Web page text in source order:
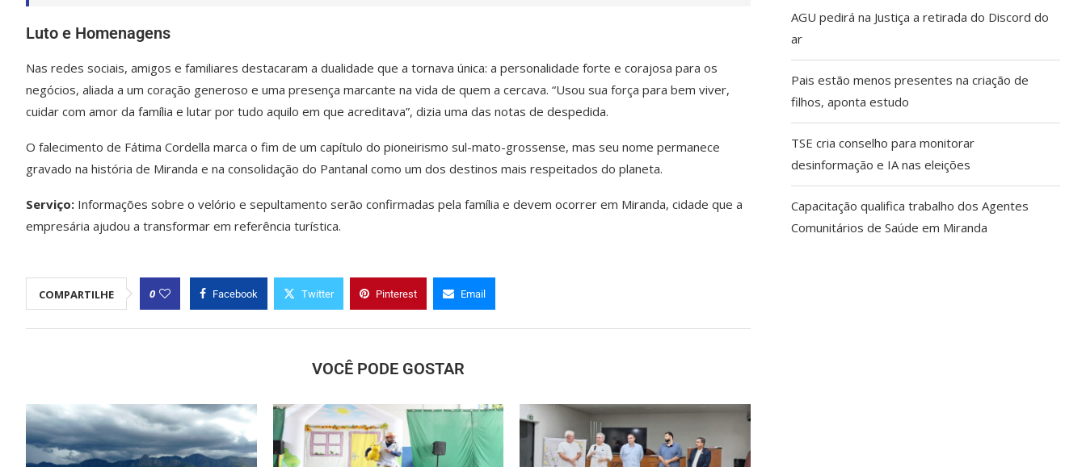
Luto e Homenagens
Nas redes sociais, amigos e familiares destacaram a dualidade que a tornava única: a personalidade forte e corajosa para os
negócios, aliada a um coração generoso e uma presença marcante na vida de quem a cercava. “Usou sua força para bem viver,
cuidar com amor da família e lutar por tudo aquilo em que acreditava”, dizia uma das notas de despedida.
O falecimento de Fátima Cordella marca o fim de um capítulo do pioneirismo sul-mato-grossense, mas seu nome permanece
gravado na história de Miranda e na consolidação do Pantanal como um dos destinos mais respeitados do planeta.
Serviço: Informações sobre o velório e sepultamento serão confirmadas pela família e devem ocorrer em Miranda, cidade que a
empresária ajudou a transformar em referência turística.
COMPARTILHE 0 Facebook Twitter Pinterest Email
VOCÊ PODE GOSTAR
AGU pedirá na Justiça a retirada do Discord do
ar
Pais estão menos presentes na criação de
filhos, aponta estudo
TSE cria conselho para monitorar
desinformação e IA nas eleições
Capacitação qualifica trabalho dos Agentes
Comunitários de Saúde em Miranda